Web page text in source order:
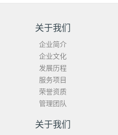
关于我们
企业简介
企业文化
发展历程
服务项目
荣誉资质
管理团队
关于我们